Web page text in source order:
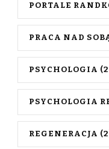
PORTALE
PRACA NAD
PSYCHOLOGIA
PSYCHOLOGIA
REGENERACJA